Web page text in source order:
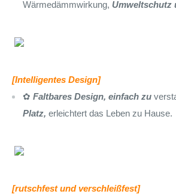
Wärmedämmwirkung, Umweltschutz
[Intelligentes Design]
✿ Faltbares Design, einfach zu
Platz, erleichtert das Leben zu Hause.
[rutschfest und verschleißfest]